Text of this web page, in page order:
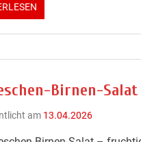
Birnen-Salat
am 13.04.2026